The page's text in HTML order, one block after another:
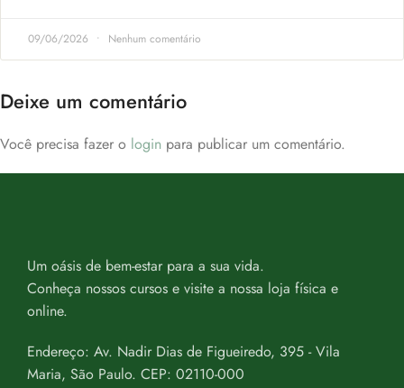
09/06/2026 Nenhum comentário
Deixe um comentário
Você precisa fazer o login para publicar um comentário.
Um oásis de bem-estar para a sua vida.
Conheça nossos cursos e visite a nossa loja física e
online.
Endereço: Av. Nadir Dias de Figueiredo, 395 - Vila
Maria, São Paulo. CEP: 02110-000